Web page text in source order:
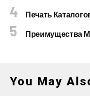
Печать
Преимущества
You May